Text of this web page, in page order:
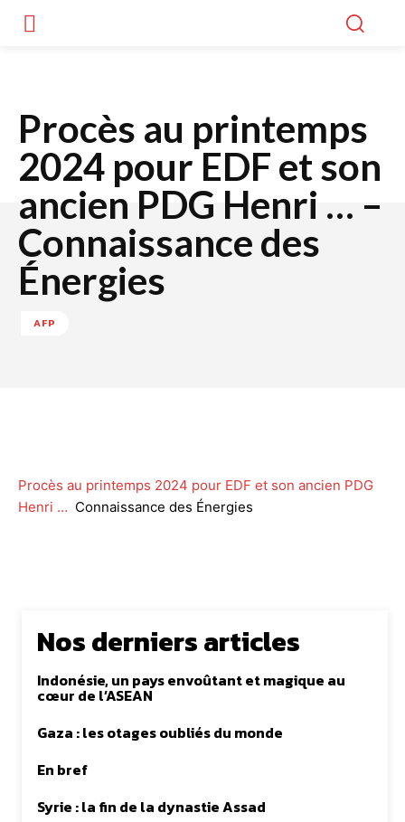
Procès au printemps
2024 pour EDF et son
ancien PDG Henri … –
Connaissance des
Énergies
AFP
Procès au printemps 2024 pour EDF et son ancien PDG
Henri … Connaissance des Énergies
Nos derniers articles
Indonésie, un pays envoûtant et magique au
cœur de l’ASEAN
Gaza : les otages oubliés du monde
En bref
Syrie : la fin de la dynastie Assad